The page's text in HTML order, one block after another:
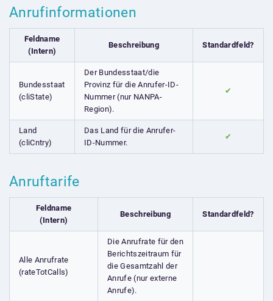
Anrufinformationen
Feldname
(Intern)
Beschreibung Standardfeld?
Bundesstaat
(cliState)
Der Bundesstaat/die
Provinz für die Anrufer-ID-
Nummer (nur NANPA-
Region).
✔
Land
(cliCntry)
Das Land für die Anrufer-
ID-Nummer.
✔
Anruftarife
Feldname
(Intern)
Beschreibung Standardfeld?
Alle Anrufrate
(rateTotCalls)
Die Anrufrate für den
Berichtszeitraum für
die Gesamtzahl der
Anrufe (nur externe
Anrufe).